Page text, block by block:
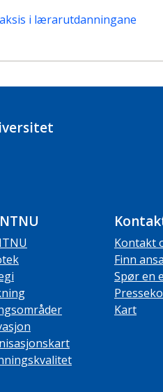
i lærarutdanningane
Kontakt
Finn
Spør en
Kart